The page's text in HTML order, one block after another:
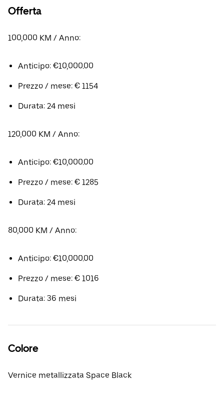
Offerta
100,000 KM / Anno:
Anticipo: €10,000.00
Prezzo / mese: € 1154
Durata: 24 mesi
120,000 KM / Anno:
Anticipo: €10,000.00
Prezzo / mese: € 1285
Durata: 24 mesi
80,000 KM / Anno:
Anticipo: €10,000.00
Prezzo / mese: € 1016
Durata: 36 mesi
Colore
Vernice metallizzata Space Black